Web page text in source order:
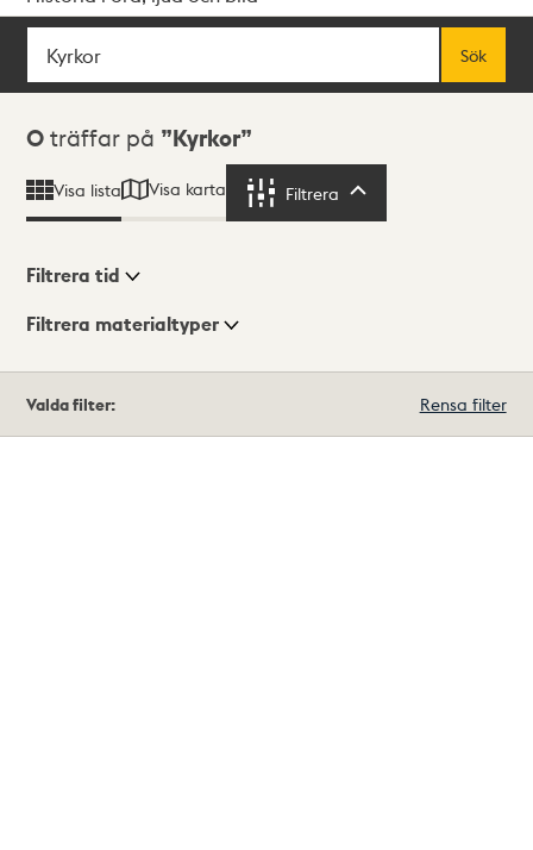
Sök
Sök
Sökresultat
0 träffar på Kyrkor
Visa lista Visa karta Filtrera
Visningsläge
Filtrera tid
Filtrera materialtyper
träffar
Valda filter: Rensa filter